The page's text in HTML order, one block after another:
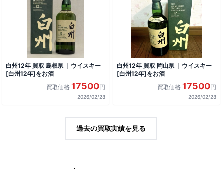
白州12年 買取 島根県 ｜ウイスキー
[白州12年]をお酒
買取価格 17500円
2026/02/28
白州12年 買取 岡山県 ｜ウイスキー
[白州12年]をお酒
買取価格 17500円
2026/02/28
過去の買取実績を見る